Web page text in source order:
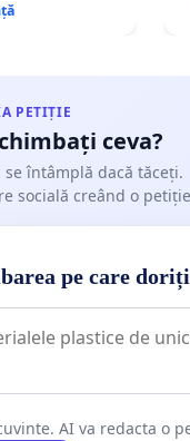
PETIȚIE
ceva?
se întâmplă dacă tăceți.
socială creând o
pe care
AI va redacta o